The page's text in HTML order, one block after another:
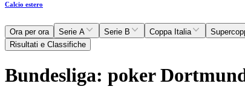
Calcio estero
Ora per ora Serie A Serie B Coppa Italia
Risultati e Classifiche
Bundesliga: poker